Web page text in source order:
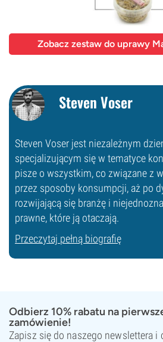
Zobacz zestaw do uprawy
Steven Voser
Steven Voser jest niezależnym
specjalizującym się w tematyce
pisze o wszystkim, co związane z
przez sposoby konsumpcji, aż po
rozwijającą się branżę i
prawne, które ją otaczają.
Przeczytaj pełną biografię
Odbierz 10% rabatu na
zamówienie!
Zapisz się do naszego newslettera i